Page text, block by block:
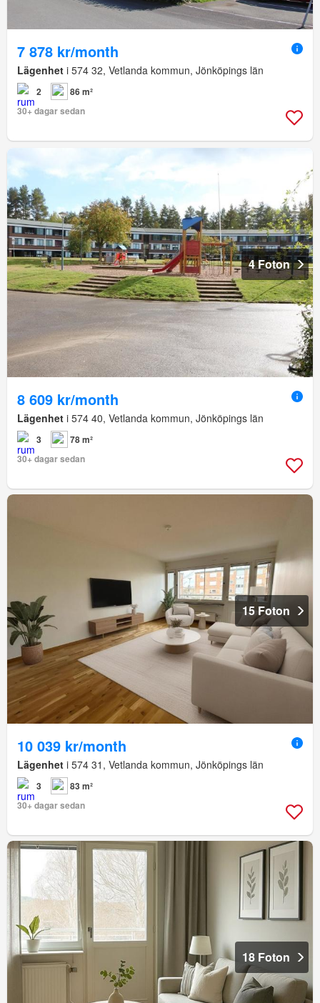
7 878 kr/month
Lägenhet i 574 32, Vetlanda kommun, Jönköpings län
2
86 m²
30+ dagar sedan
4 Foton
8 609 kr/month
Lägenhet i 574 40, Vetlanda kommun, Jönköpings län
3
78 m²
30+ dagar sedan
15 Foton
10 039 kr/month
Lägenhet i 574 31, Vetlanda kommun, Jönköpings län
3
83 m²
30+ dagar sedan
18 Foton